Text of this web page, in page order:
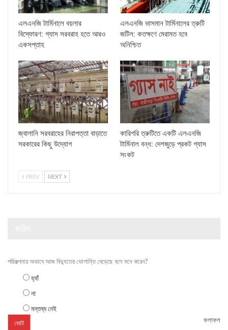
এলএনজি টার্মিনালে বয়লার
বিস্ফোরণ: গ্যাস সরবরাহ হতে আরও
একসপ্তাহ
এলএনজি ভাসমান টার্মিনালের ত্রুটি
জটিল: কতক্ষণে মেরামত হবে
অনিশ্চিত
জ্বালানি সরবরাহের নিরাপত্তা বাড়াতে
সরকারের কিছু উদ্যোগ
কারিগরি ত্রুটিতে একটি এলএনজি
টার্মিনাল বন্ধ: দেশজুড়ে প্রকট গ্যাস
সংকট
PREV NEXT
পরিকল্পনার অভাবে আজ বিদ্যুতের ভোগান্তি বেড়েছে বলে মনে করেন?
হ্যাঁ
না
মন্তব্য নেই
ফলাফল